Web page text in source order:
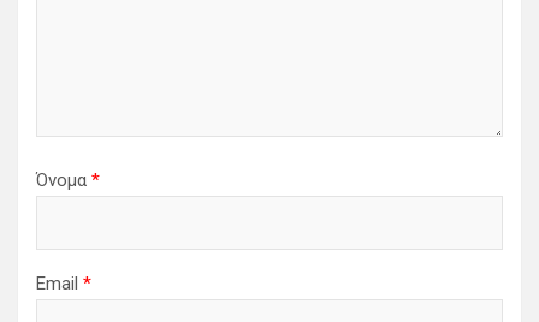
Όνομα *
Email *